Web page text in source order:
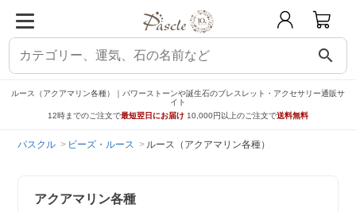
search
ルース（アクアマリン各種）｜パワーストーンや誕生石のブレスレット・アクセサリー通販サ
イト
12時までのご注文で最短翌日にお届け 10,000円以上のご注文で送料無料
パスクル ビーズ・ルース ルース（アクアマリン各種）
アクアマリン各種